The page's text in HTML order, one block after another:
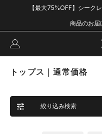
【最大75%OFF】シーク
商品のお届
トップス｜通常価格
絞り込み検索